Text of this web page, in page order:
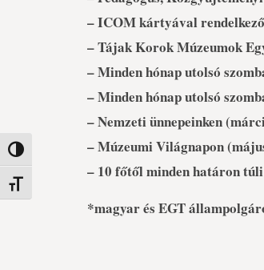
Nagy kontraszt váltása
Betűméret váltása
– ICOM kártyával
– Tájak Korok Múzeumok
– Minden hónap utolsó
– Minden hónap utolsó
– Nemzeti ünnepeinken
– Múzeumi Világnapon
– 10 főtől minden határon
*magyar és EGT